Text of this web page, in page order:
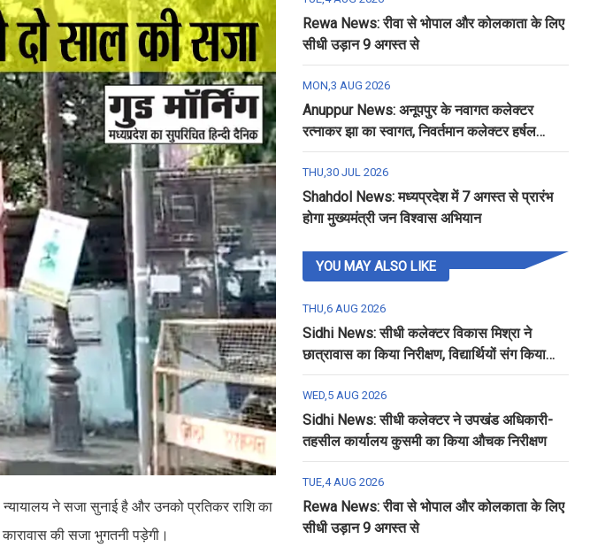
ने सजा सुनाई है और उनको प्रतिकर राशि का
की सजा भुगतनी पड़ेगी।
Rewa News: रीवा से भोपाल और कोलकाता के लिए
सीधी उड़ान 9 अगस्त से
MON,3 AUG 2026
Anuppur News: अनूपपुर के नवागत कलेक्टर
रत्नाकर झा का स्वागत, निवर्तमान कलेक्टर हर्षल
पंचोली को दी गई विदाई
THU,30 JUL 2026
Shahdol News: मध्यप्रदेश में 7 अगस्त से प्रारंभ
होगा मुख्यमंत्री जन विश्वास अभियान
YOU MAY ALSO LIKE
THU,6 AUG 2026
Sidhi News: सीधी कलेक्टर विकास मिश्रा ने
छात्रावास का किया निरीक्षण, विद्यार्थियों संग किया
रात्रि भोजन
WED,5 AUG 2026
Sidhi News: सीधी कलेक्टर ने उपखंड अधिकारी-
तहसील कार्यालय कुसमी का किया औचक निरीक्षण
TUE,4 AUG 2026
Rewa News: रीवा से भोपाल और कोलकाता के लिए
सीधी उड़ान 9 अगस्त से